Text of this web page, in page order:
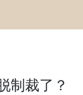
制裁了？